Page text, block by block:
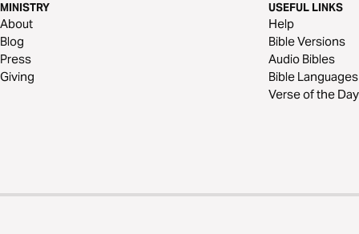
MINISTRY
About
Blog
Press
Giving
USEFUL LINKS
Help
Bible Versions
Audio Bibles
Bible Languages
Verse of the Day